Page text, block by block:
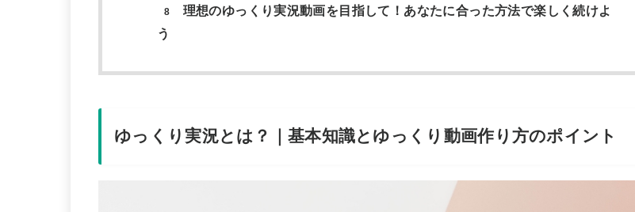
8
理想のゆっくり実況動画を目指して！あなたに合った方法で楽しく続けよ
う
ゆっくり実況とは？｜基本知識とゆっくり動画作り方のポイント